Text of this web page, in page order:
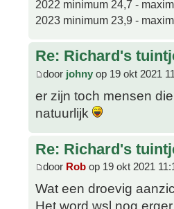
2022 minimum 24,7 -
2023 minimum 23,9 -
Re: Richard's
door johny op 19 okt 2021
er zijn toch mensen
natuurlijk
Re: Richard's
door Rob op 19 okt 2021
Wat een droevig
Het word wsl nog